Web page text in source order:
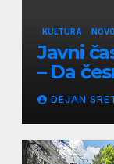
KULTURA
Javni
– Da
DEJAN